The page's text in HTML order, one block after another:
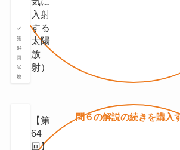
第
64
回
試
験
⼊射
する
太陽
放
射）
【第
64
回】
問６の解説の続きを購入